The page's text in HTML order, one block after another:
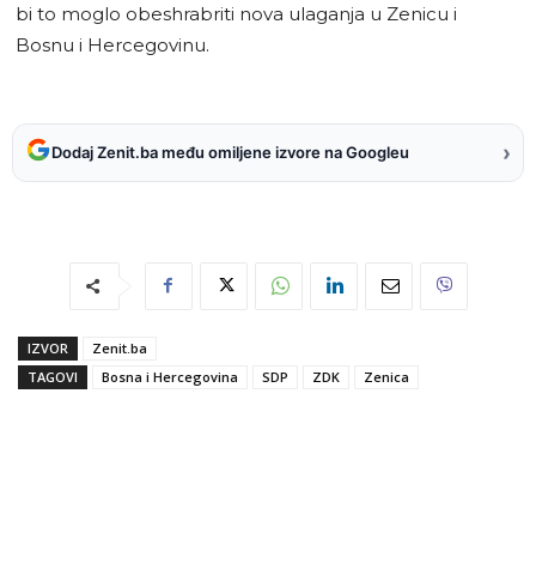
bi to moglo obeshrabriti nova ulaganja u Zenicu i
Bosnu i Hercegovinu.
Dodaj Zenit.ba među omiljene izvore na Googleu ›
IZVOR
Zenit.ba
TAGOVI
Bosna i Hercegovina SDP ZDK Zenica